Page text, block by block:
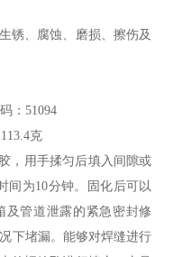
、腐蚀、磨损、擦伤及
：51094
克
，用手揉匀后填入间隙或
间为10分钟。固化后可以
及管道泄露的紧急密封修
下堵漏。能够对焊缝进行